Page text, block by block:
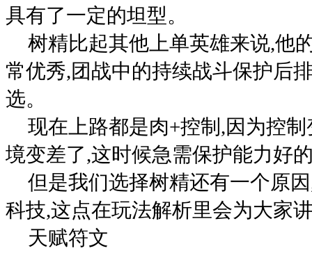
具有了一定的坦型。
树精比起其他上单英雄来说,他
常优秀,团战中的持续战斗保护后
选。
现在上路都是肉+控制,因为控
境变差了,这时候急需保护能力好
但是我们选择树精还有一个原
科技,这点在玩法解析里会为大家
天赋符文